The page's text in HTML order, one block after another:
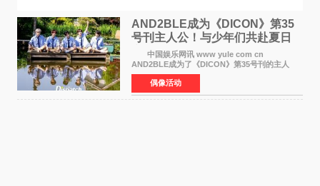
AND2BLE成为《DICON》第35
号刊主人公！与少年们共赴夏日
之约
中国娱乐网讯 www yule com cn
AND2BLE成为了《DICON》第35号刊的主人
公，本期标题为And The Summer。作为出道后
首次担任杂志画报主角的完整体，AND2BLE用清
澈的少年感与全新的夏天相遇了
偶像活动